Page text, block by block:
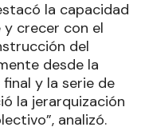
la capacidad
crecer con el
del
desde la
y la serie de
la jerarquización
analizó.